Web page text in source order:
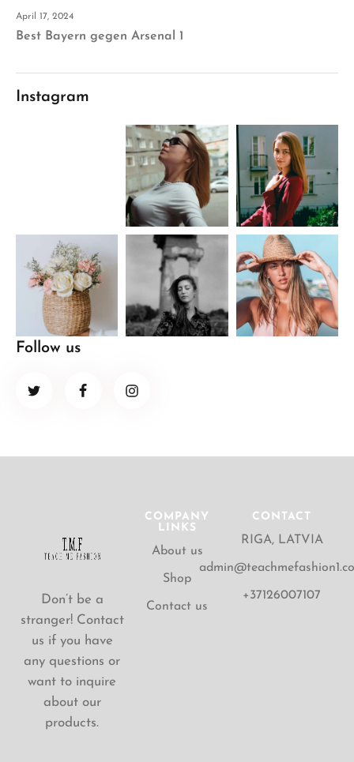
April 17, 2024
Best Bayern gegen Arsenal 1
Instagram
Follow us
Don’t be a
stranger! Contact
us if you have
any questions or
want to inquire
about our
products.
COMPANY
LINKS
About us
Shop
Contact us
CONTACT
RIGA, LATVIA
+37126007107